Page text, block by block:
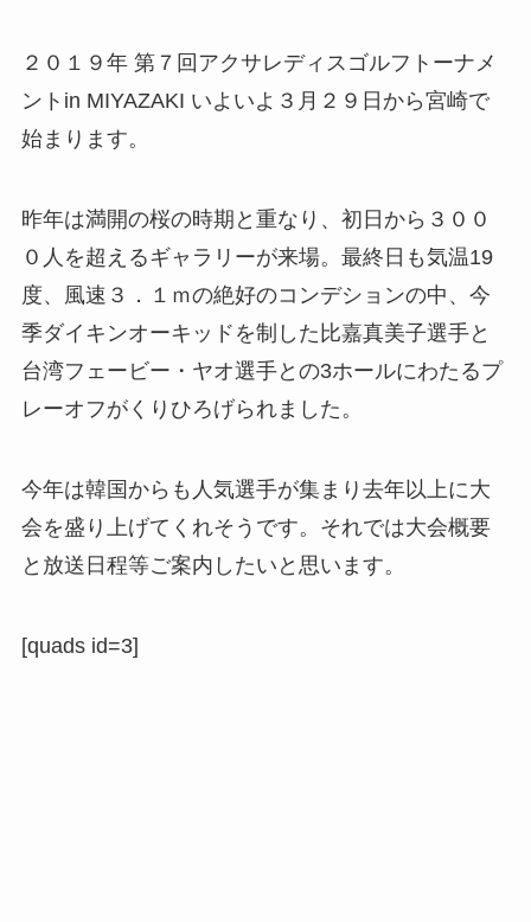
２０１９年 第７回 アクサレディスゴルフトーナメ
ント in MIYAZAKI いよいよ３月２９日から宮崎で
始まります。
昨年は満開の桜の時期と重なり、初日から ３００
０人を超えるギャラリーが来場。最終日も気温19
度、風速３．１ｍの絶好のコンデションの中、今
季ダイキンオーキッドを制した 比嘉真美子選手と
台湾フェービー・ヤオ選手との3ホールにわたるプ
レーオフがくりひろげられました。
今年は韓国からも人気選手が集まり去年以上に大
会を盛り上げてくれそうです。それでは大会概要
と放送日程等ご案内したいと思います。
[quads id=3]